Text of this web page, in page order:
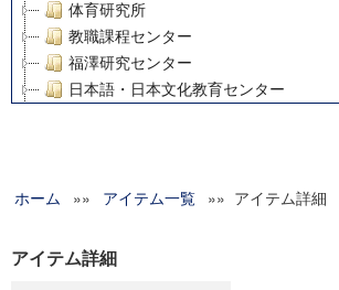
体育研究所
教職課程センター
福澤研究センター
日本語・日本文化教育センター
グローバルリサーチインスティテュート
科学研究費補助金研究成果報告書
ホーム »» アイテム一覧 »» アイテム詳細
アイテム詳細